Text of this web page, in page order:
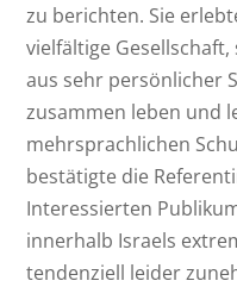
zu berichten. Sie
vielfältige
aus sehr persönlicher
zusammen leben und
mehrsprachlichen
bestätigte die
Interessierten
innerhalb Israels
tendenziell leider